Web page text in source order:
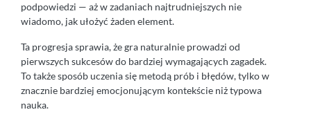
podpowiedzi — aż w zadaniach najtrudniejszych nie
wiadomo, jak ułożyć żaden element.
Ta progresja sprawia, że gra naturalnie prowadzi od
pierwszych sukcesów do bardziej wymagających zagadek.
To także sposób uczenia się metodą prób i błędów, tylko w
znacznie bardziej emocjonującym kontekście niż typowa
nauka.